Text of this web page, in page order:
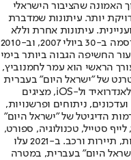
האמונה שהציבור הישראלי
יותר. עיתונות שמדברת
עיתונות אחרת וללא
תשלום. המהדורה המודפסת הראשונה פורסמה ב-30 ביולי 2007, וב-2010
החשיפה הגבוה ביותר בימי
הראשי הוא עמר לחמנוביץ,
של "ישראל היום" בעברית
ובאנגלית, כמו כן היישומונים (אפליקציות) לאנדרואיד ול-iOS, מציגים
ניתוחים ופרשנויות,
הדיגיטל של "ישראל היום"
סטייל, טכנולוגיה, ספורט,
כלכלה וצרכנות, בריאות, חיילים, אוכל, יהדות, תיירות ורכב. ב-2021 עלו
היום" בעברית, במטרה